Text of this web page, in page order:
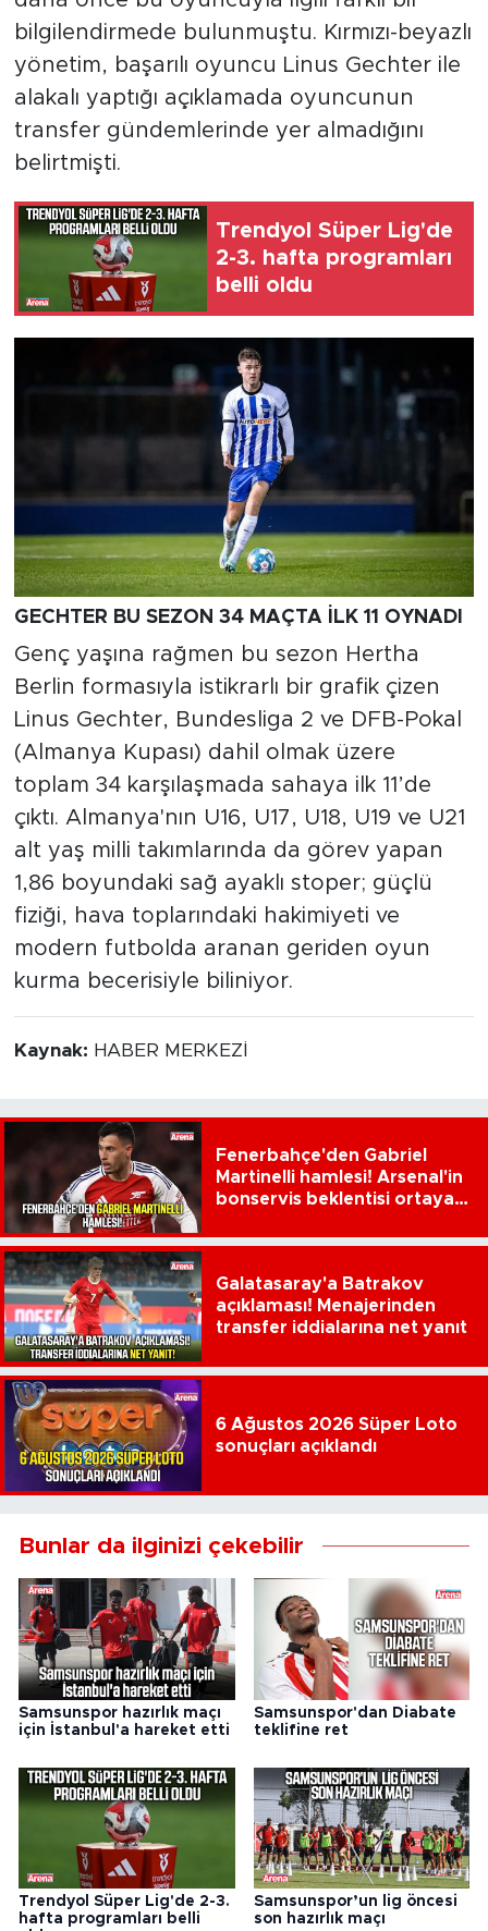
bilgilendirmede bulunmuştu. Kırmızı-beyazlı
yönetim, başarılı oyuncu Linus Gechter ile
alakalı yaptığı açıklamada oyuncunun
transfer gündemlerinde yer almadığını
belirtmişti.
Trendyol Süper Lig'de
2-3. hafta programları
belli oldu
GECHTER BU SEZON 34 MAÇTA İLK 11 OYNADI
Genç yaşına rağmen bu sezon Hertha
Berlin formasıyla istikrarlı bir grafik çizen
Linus Gechter, Bundesliga 2 ve DFB-Pokal
(Almanya Kupası) dahil olmak üzere
toplam 34 karşılaşmada sahaya ilk 11’de
çıktı. Almanya'nın U16, U17, U18, U19 ve U21
alt yaş milli takımlarında da görev yapan
1,86 boyundaki sağ ayaklı stoper; güçlü
fiziği, hava toplarındaki hakimiyeti ve
modern futbolda aranan geriden oyun
kurma becerisiyle biliniyor.
Kaynak: HABER MERKEZİ
Fenerbahçe'den Gabriel
Martinelli hamlesi! Arsenal'in
bonservis beklentisi ortaya
Galatasaray'a Batrakov
açıklaması! Menajerinden
transfer iddialarına net yanıt
6 Ağustos 2026 Süper Loto
sonuçları açıklandı
Bunlar da ilginizi çekebilir
Samsunspor hazırlık maçı
için İstanbul'a hareket etti
Samsunspor'dan Diabate
teklifine ret
Trendyol Süper Lig'de 2-3.
hafta programları belli
Samsunspor’un lig öncesi
son hazırlık maçı